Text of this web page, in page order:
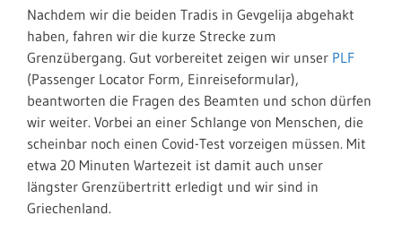
Nachdem wir die beiden Tradis in Gevgelija abgehakt
haben, fahren wir die kurze Strecke zum
Grenzübergang. Gut vorbereitet zeigen wir unser PLF
(Passenger Locator Form, Einreiseformular),
beantworten die Fragen des Beamten und schon dürfen
wir weiter. Vorbei an einer Schlange von Menschen, die
scheinbar noch einen Covid-Test vorzeigen müssen. Mit
etwa 20 Minuten Wartezeit ist damit auch unser
längster Grenzübertritt erledigt und wir sind in
Griechenland.